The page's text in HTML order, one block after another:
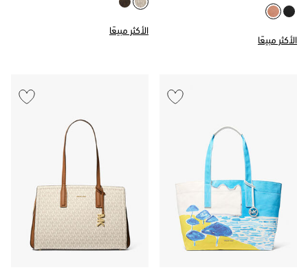
الأكثر مبيعًا
الأكثر مبيعًا